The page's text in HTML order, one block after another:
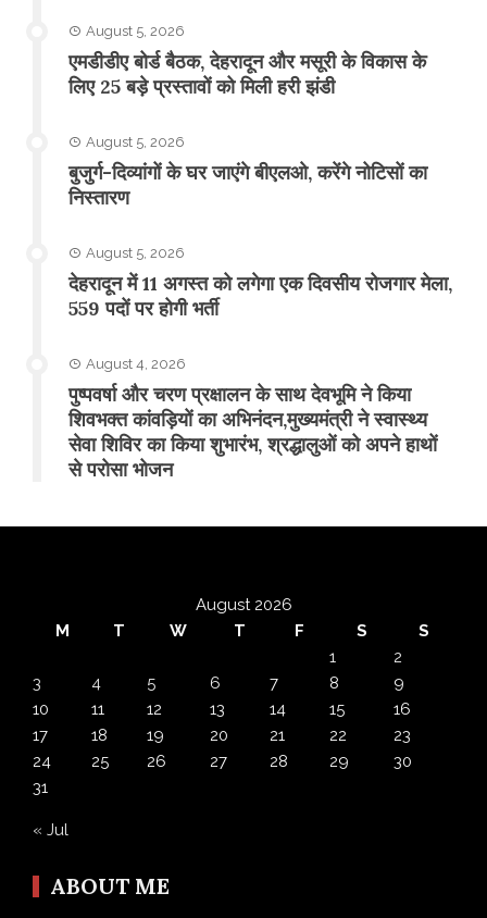
August 5, 2026
एमडीडीए बोर्ड बैठक, देहरादून और मसूरी के विकास के
लिए 25 बड़े प्रस्तावों को मिली हरी झंडी
August 5, 2026
बुजुर्ग-दिव्यांगों के घर जाएंगे बीएलओ, करेंगे नोटिसों का
निस्तारण
August 5, 2026
​देहरादून में 11 अगस्त को लगेगा एक दिवसीय रोजगार मेला,
559 पदों पर होगी भर्ती
August 4, 2026
पुष्पवर्षा और चरण प्रक्षालन के साथ देवभूमि ने किया
शिवभक्त कांवड़ियों का अभिनंदन,मुख्यमंत्री ने स्वास्थ्य
सेवा शिविर का किया शुभारंभ, श्रद्धालुओं को अपने हाथों
से परोसा भोजन
August 2026
M
T W T F S
S
1
2
3
4 5 6 7 8
9
10
11 12 13 14 15
16
17
18 19 20 21 22
23
24
25 26 27 28 29
30
31
« Jul
ABOUT ME